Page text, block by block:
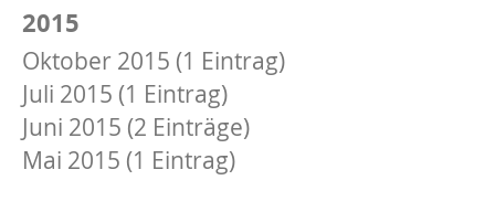
2015
Oktober 2015 (1 Eintrag)
Juli 2015 (1 Eintrag)
Juni 2015 (2 Einträge)
Mai 2015 (1 Eintrag)